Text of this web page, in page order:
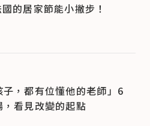
的居家節能小撇步！
子，都有位懂他的老師」6
看見改變的起點